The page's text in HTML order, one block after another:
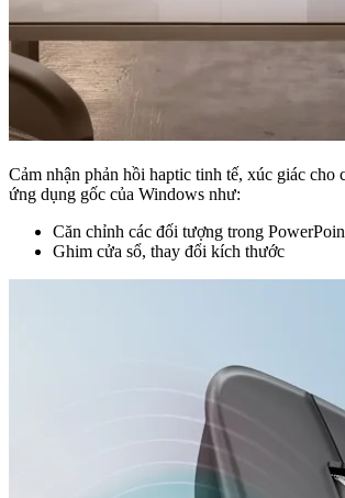
Cảm nhận phản hồi haptic tinh tế, xúc giác cho
ứng dụng gốc của Windows như:
Căn chỉnh các đối tượng trong
Ghim cửa sổ, thay đổi kích thước